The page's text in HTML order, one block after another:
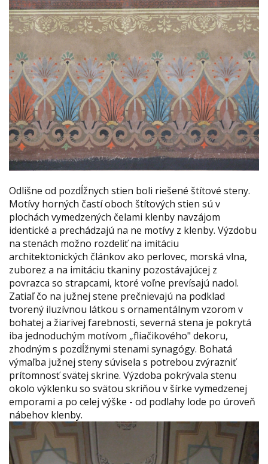
Odlišne od pozdĺžnych stien boli riešené štítové steny.
Motívy horných častí oboch štítových stien sú v
plochách vymedzených čelami klenby navzájom
identické a prechádzajú na ne motívy z klenby. Výzdobu
na stenách možno rozdeliť na imitáciu
architektonických článkov ako perlovec, morská vlna,
zuborez a na imitáciu tkaniny pozostávajúcej z
povrazca so strapcami, ktoré voľne prevísajú nadol.
Zatiaľ čo na južnej stene prečnievajú na podklad
tvorený iluzívnou látkou s ornamentálnym vzorom v
bohatej a žiarivej farebnosti, severná stena je pokrytá
iba jednoduchým motívom „fliačikového" dekoru,
zhodným s pozdĺžnymi stenami synagógy. Bohatá
výmaľba južnej steny súvisela s potrebou zvýrazniť
prítomnosť svätej skrine. Výzdoba pokrývala stenu
okolo výklenku so svätou skriňou v šírke vymedzenej
emporami a po celej výške - od podlahy lode po úroveň
nábehov klenby.